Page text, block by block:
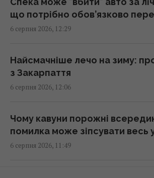
Стефанішину підозрюють в
12:35 четвер, 06 серпня 2026
виявилися жахливими
12:30 четвер, 06 серпня 2026
що потрібно обов’язково
6 серпня 2026, 12:29
Найсмачніше лечо на зиму:
з Закарпаття
6 серпня 2026, 12:06
Чому кавуни порожні
помилка може зіпсувати весь
6 серпня 2026, 11:49